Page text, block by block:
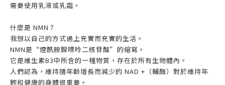
需要使用乳液或乳霜。
什麼是 NMN？
我想以自己的方式過上充實而充實的生活。
NMN是“煙酰胺腺嘌呤二核苷酸”的縮寫。
它是維生素B3中所含的一種物質，存在於所有生物體內。
人們認為，維持隨年齡增長而減少的 NAD +（輔酶）對於維持年
輕和健康的身體很重要。